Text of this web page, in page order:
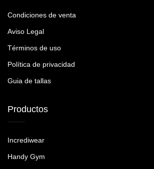
Condiciones de venta
Aviso Legal
Términos de uso
Política de privacidad
Guia de tallas
Productos
Incrediwear
Handy Gym